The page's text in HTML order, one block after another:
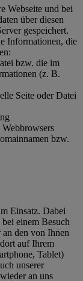
Webseite und bei
über diesen
gespeichert.
Informationen, die
bzw. die im
(z. B.
Seite oder Datei
bzw.
Einsatz. Dabei
einem Besuch
an den von Ihnen
auf Ihrem
Tablet)
unserer
an uns